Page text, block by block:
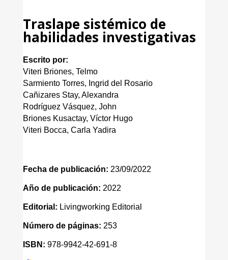
Traslape sistémico de
habilidades investigativas
Escrito por:
Viteri Briones, Telmo
Sarmiento Torres, Ingrid del Rosario
Cañizares Stay, Alexandra
Rodríguez Vásquez, John
Briones Kusactay, Víctor Hugo
Viteri Bocca, Carla Yadira
Fecha de publicación: 23/09/2022
Año de publicación: 2022
Editorial: Livingworking Editorial
Número de páginas: 253
ISBN: 978-9942-42-691-8